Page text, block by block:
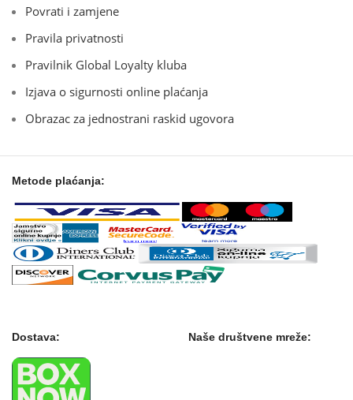
Povrati i zamjene
Pravila privatnosti
Pravilnik Global Loyalty kluba
Izjava o sigurnosti online plaćanja
Obrazac za jednostrani raskid ugovora
Metode plaćanja:
Dostava: Naše društvene mreže: